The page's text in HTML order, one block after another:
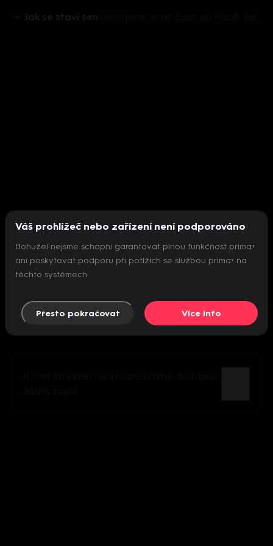
Jak se staví sen
Nepodařilo se inicializovat přehrávač
Váš prohlížeč nebo zařízení není podporováno
Bohužel nejsme schopni garantovat plnou funkčnost prima+
ani poskytovat podporu při potížích se službou prima+ na
těchto systémech.
Přesto pokračovat Více info